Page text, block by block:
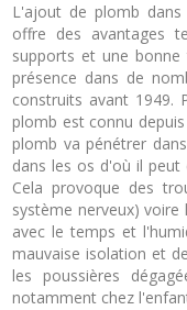
L'ajout de plomb
offre des avantages
supports et une
présence dans de
construits avant 1949.
plomb est connu
plomb va pénétrer
dans les os d'où il peut
Cela provoque des
système nerveux)
avec le temps et
mauvaise isolation et
les poussières
notamment chez